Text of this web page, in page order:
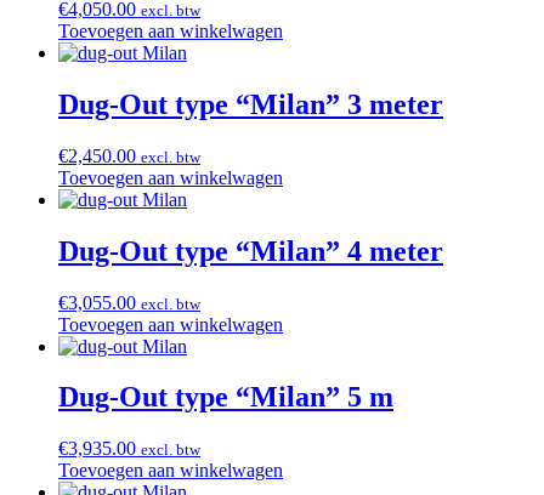
€4,050.00 excl. btw
Toevoegen aan winkelwagen
Dug-Out type “Milan” 3 meter
€2,450.00 excl. btw
Toevoegen aan winkelwagen
Dug-Out type “Milan” 4 meter
€3,055.00 excl. btw
Toevoegen aan winkelwagen
Dug-Out type “Milan” 5 m
€3,935.00 excl. btw
Toevoegen aan winkelwagen